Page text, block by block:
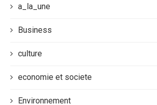
a_la_une
Business
culture
economie et societe
Environnement